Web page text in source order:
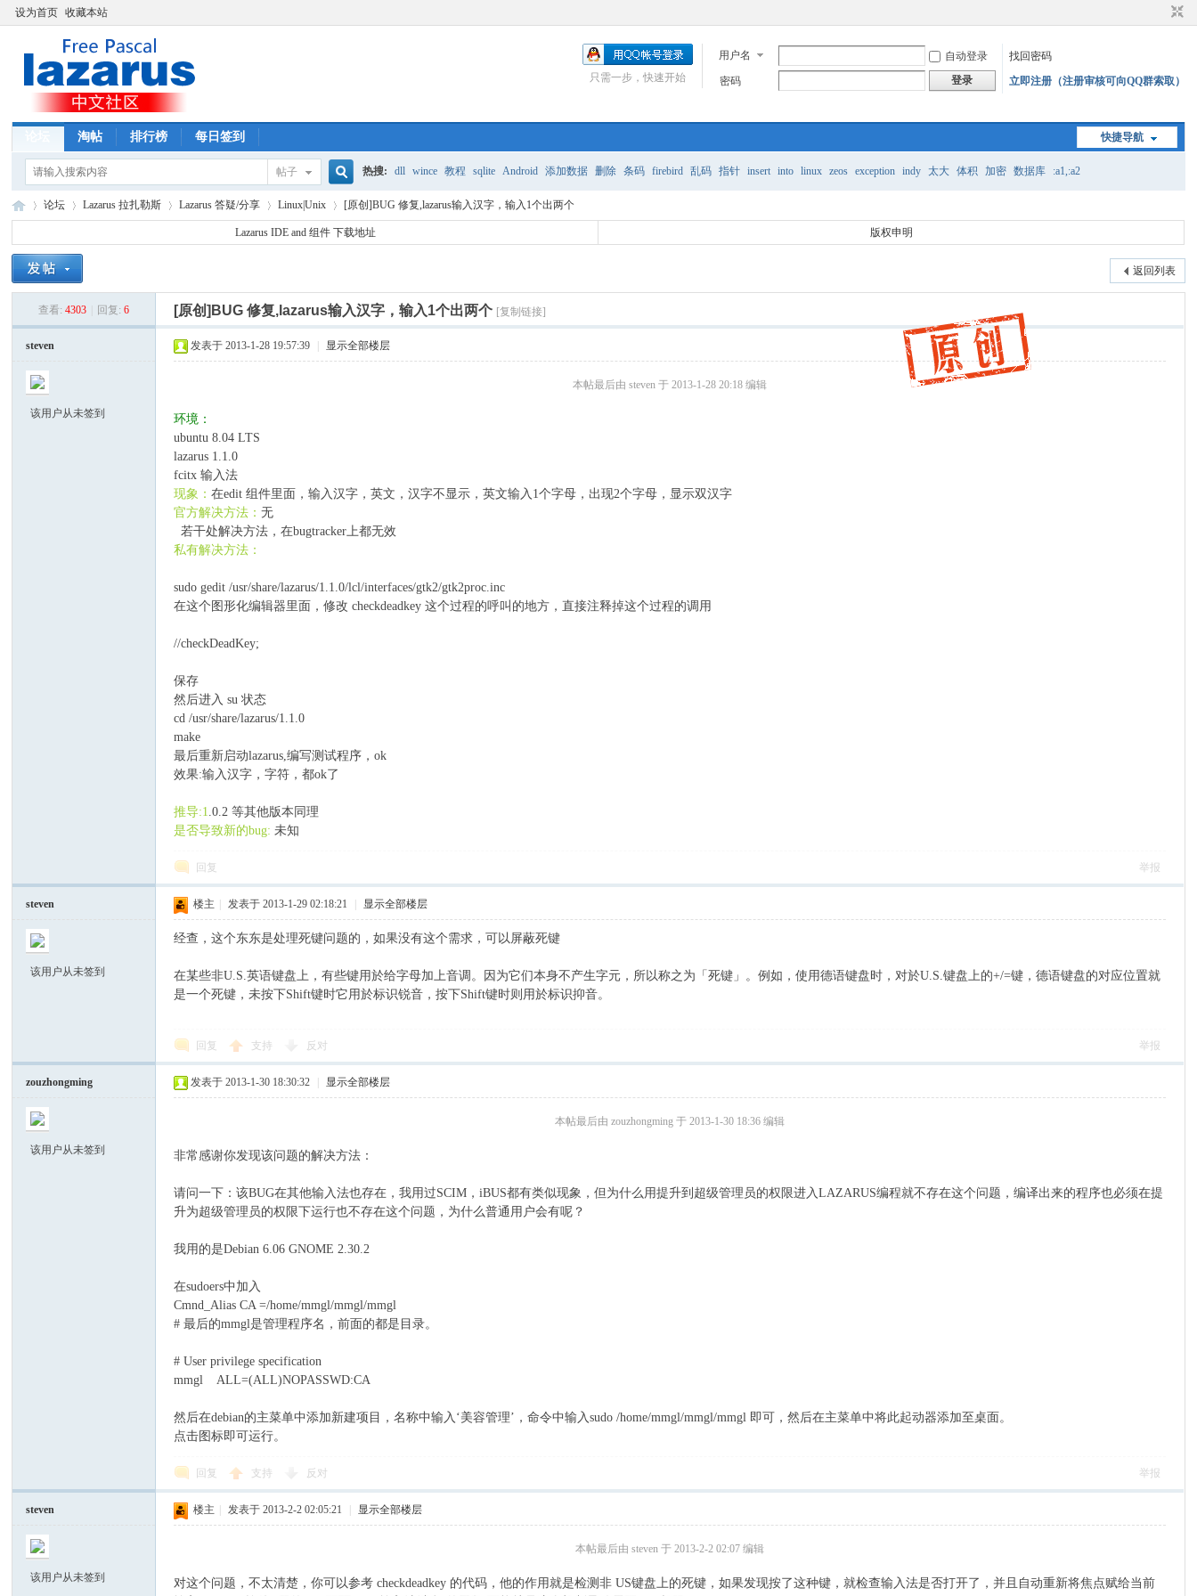
设为首页 收藏本站
用户名 自动登录
找回密码
密码
登录 立即注册（注册审核可向QQ群索取）
只需一步，快速开始
快捷导航
淘帖 排行榜 每日签到
帖子
搜
热搜: dll wince 教程 sqlite Android 添加数据 删除 条码 firebird 乱码 指针 insert into linux zeos exception indy 太大 体积 加密 数据库 :a1,:a2
La »
论坛
›
Lazarus 拉扎勒斯 Lazarus 答疑/分享 Linux|Unix [原创]BUG 修复,lazarus输入汉字，输入1个出两个
Lazarus IDE and 组件 下载地址 版权申明
返回列表
查看: 4303 回复: 6 [原创]BUG 修复,lazarus输入汉字，输入1个出两个 [复制链接]
steven
该用户从未签到
发表于 2013-1-28 19:57:39 显示全部楼层
本帖最后由 steven 于 2013-1-28 20:18 编辑
环境：
ubuntu 8.04 LTS
lazarus 1.1.0
fcitx 输入法
现象：在edit 组件里面，输入汉字，英文，汉字不显示，英文输入1个字母，出现2个字母，显示双汉字
官方解决方法：无
若干处解决方法，在bugtracker上都无效
私有解决方法：
sudo gedit /usr/share/lazarus/1.1.0/lcl/interfaces/gtk2/gtk2proc.inc
在这个图形化编辑器里面，修改 checkdeadkey 这个过程的呼叫的地方，直接注释掉这个过程的调用
//checkDeadKey;
保存
然后进入 su 状态
cd /usr/share/lazarus/1.1.0
make
最后重新启动lazarus,编写测试程序，ok
效果:输入汉字，字符，都ok了
推导:1.0.2 等其他版本同理
是否导致新的bug: 未知
回复 举报
steven
该用户从未签到
楼主 发表于 2013-1-29 02:18:21 显示全部楼层
经查，这个东东是处理死键问题的，如果没有这个需求，可以屏蔽死键
在某些非U.S.英语键盘上，有些键用於给字母加上音调。因为它们本身不产生字元，所以称之为「死键」。例如，使用德语键盘时，对於U.S.键盘上的+/=键，德语键盘的对应位置就
是一个死键，未按下Shift键时它用於标识锐音，按下Shift键时则用於标识抑音。
回复 支持 反对 举报
zouzhongming
该用户从未签到
发表于 2013-1-30 18:30:32 显示全部楼层
本帖最后由 zouzhongming 于 2013-1-30 18:36 编辑
非常感谢你发现该问题的解决方法：
请问一下：该BUG在其他输入法也存在，我用过SCIM，iBUS都有类似现象，但为什么用提升到超级管理员的权限进入LAZARUS编程就不存在这个问题，编译出来的程序也必须在提
升为超级管理员的权限下运行也不存在这个问题，为什么普通用户会有呢？
我用的是Debian 6.06 GNOME 2.30.2
在sudoers中加入
Cmnd_Alias CA =/home/mmgl/mmgl/mmgl
# 最后的mmgl是管理程序名，前面的都是目录。
# User privilege specification
mmgl ALL=(ALL)NOPASSWD:CA
然后在debian的主菜单中添加新建项目，名称中输入‘美容管理’，命令中输入sudo /home/mmgl/mmgl/mmgl 即可，然后在主菜单中将此起动器添加至桌面。
点击图标即可运行。
回复 支持 反对 举报
steven
该用户从未签到
楼主 发表于 2013-2-2 02:05:21 显示全部楼层
本帖最后由 steven 于 2013-2-2 02:07 编辑
对这个问题，不太清楚，你可以参考 checkdeadkey 的代码，他的作用就是检测非 US键盘上的死键，如果发现按了这种键，就检查输入法是否打开了，并且自动重新将焦点赋给当前